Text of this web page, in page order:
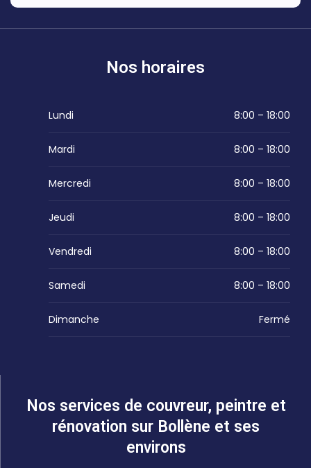
Nos horaires
Lundi 8:00 – 18:00
Mardi 8:00 – 18:00
Mercredi 8:00 – 18:00
Jeudi 8:00 – 18:00
Vendredi 8:00 – 18:00
Samedi 8:00 – 18:00
Dimanche Fermé
Nos services de couvreur, peintre et
rénovation sur Bollène et ses
environs